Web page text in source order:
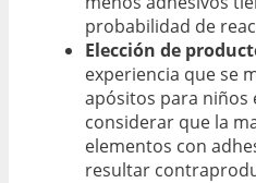
probabilidad de
Elección de
experiencia que se
apósitos para niños
considerar que la
elementos con
resultar